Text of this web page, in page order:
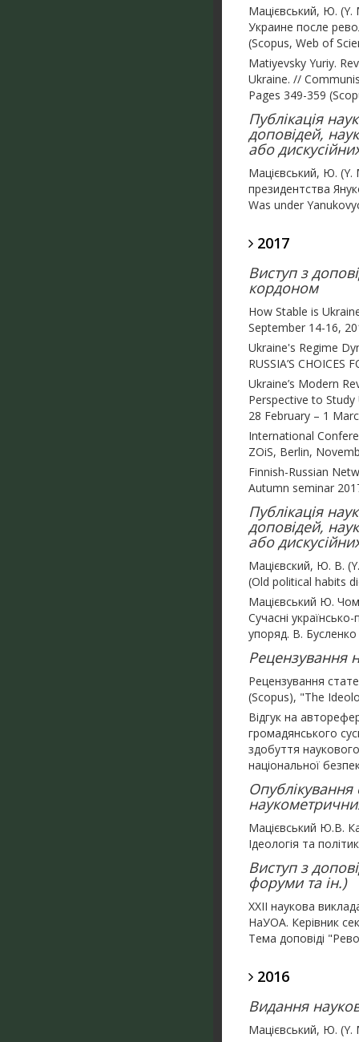
Мацієвський, Ю.
Украине после
(Scopus, Web of
Matiyevsky Yuriy.
Ukraine. //
Pages 349-359
Публікація
доповідей,
або
Мацієвський, Ю. (Y.
президентства
Was under
2017
Виступ з
кордоном
How Stable is
September 14-16,
Ukraine's Regime
RUSSIA’S
Ukraine’s Modern
Perspective to
28 February – 1
International
ZOiS, Berlin,
Finnish-Russian
Autumn seminar
Публікація
доповідей,
або
Мацієвский, Ю. В.
(Old political habits
Мацієвський Ю.
Сучасні
упоряд. В.
Рецензування
Рецензування
(Scopus), "The
Відгук на
громадянського
здобуття
національної
Опублікування
Мацієвський Ю.В.
Ідеологія та
Виступ з
форуми та ін.)
ХХІI наукова
НаУОА. Керівник
Тема доповіді
2016
Видання
Мацієвський, Ю. (Y.